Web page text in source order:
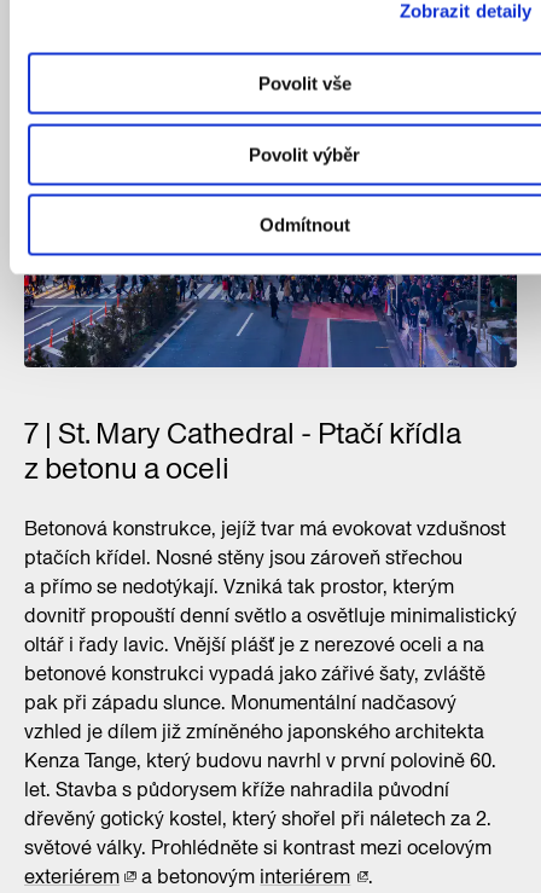
Zobrazit detaily
Povolit vše
Povolit výběr
Odmítnout
7 | St. Mary Cathedral - Ptačí křídla
z betonu a oceli
Betonová konstrukce, jejíž tvar má evokovat vzdušnost
ptačích křídel. Nosné stěny jsou zároveň střechou
a přímo se nedotýkají. Vzniká tak prostor, kterým
dovnitř propouští denní světlo a osvětluje minimalistický
oltář i řady lavic. Vnější plášť je z nerezové oceli a na
betonové konstrukci vypadá jako zářivé šaty, zvláště
pak při západu slunce. Monumentální nadčasový
vzhled je dílem již zmíněného japonského architekta
Kenza Tange, který budovu navrhl v první polovině 60.
let. Stavba s půdorysem kříže nahradila původní
dřevěný gotický kostel, který shořel při náletech za 2.
světové války. Prohlédněte si kontrast mezi ocelovým
exteriérem
a betonovým interiérem .